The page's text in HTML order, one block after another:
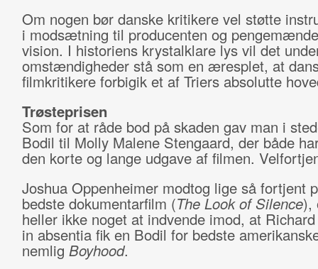
Om nogen bør danske kritikere vel støtte
i modsætning til producenten og
vision. I historiens krystalklare lys vil det
omstændigheder stå som en æresplet, at
filmkritikere forbigik et af Triers absolutte
Trøsteprisen
Som for at råde bod på skaden gav man i
Bodil til Molly Malene Stengaard, der både
den korte og lange udgave af filmen.
Joshua Oppenheimer modtog lige så fortjent
bedste dokumentarfilm (The Look of Silence),
heller ikke noget at indvende imod, at
in absentia fik en Bodil for bedste
nemlig Boyhood.